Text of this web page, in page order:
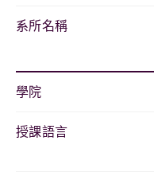
系所名稱
學院
授課語言